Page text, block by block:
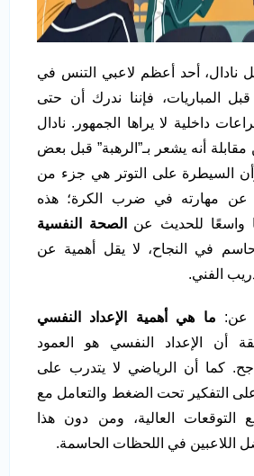
نادال، أحد أعظم لاعبي التنس في
قبل المباريات، فإننا ندرك أن حتى
داخلية لا يراها الجمهور. نادال
أنه يشعر بـ”الرهبة” قبل بعض
وأن السيطرة على التوتر هي جزء من
عن مهارته في ضرب الكرة؛ هذه
واسعًا للحديث عن
الصحة النفسية
في النجاح، لا يقل أهمية عن
الفني.
عن: ما هي أهمية الإعداد النفسي
أن الإعداد النفسي هو العمود
كما أن الرياضي لا يتدرب على
التفكير تحت الضغط والتعامل مع
التوقعات العالية، ومن دون هذا
اللاعبين في اللحظات الحاسمة.